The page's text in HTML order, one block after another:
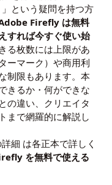
という疑問を持つ方
Firefly は無料
すれば今すぐ使い始
る枚数には上限があ
ーマーク）や商用利
制限もあります。本
きるか・何ができな
の違い、クリエイタ
まで網羅的に解説し
細 は各正本で詳しく
を無料で使える